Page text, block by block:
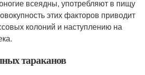
всеядны, употребляют в пищу
этих факторов приводит
колоний и наступлению на
тараканов